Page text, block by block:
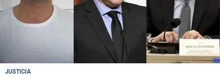
JUSTICIA